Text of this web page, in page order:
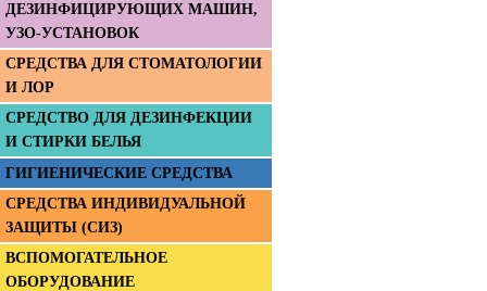
ДЕЗИНФИЦИРУЮЩИХ МАШИН,
УЗО-УСТАНОВОК
СРЕДСТВА ДЛЯ СТОМАТОЛОГИИ
И ЛОР
СРЕДСТВО ДЛЯ ДЕЗИНФЕКЦИИ
И СТИРКИ БЕЛЬЯ
ГИГИЕНИЧЕСКИЕ СРЕДСТВА
СРЕДСТВА ИНДИВИДУАЛЬНОЙ
ЗАЩИТЫ (СИЗ)
ВСПОМОГАТЕЛЬНОЕ
ОБОРУДОВАНИЕ